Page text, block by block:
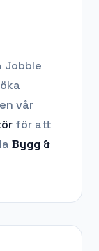
Jobble
vår
för att
Bygg &